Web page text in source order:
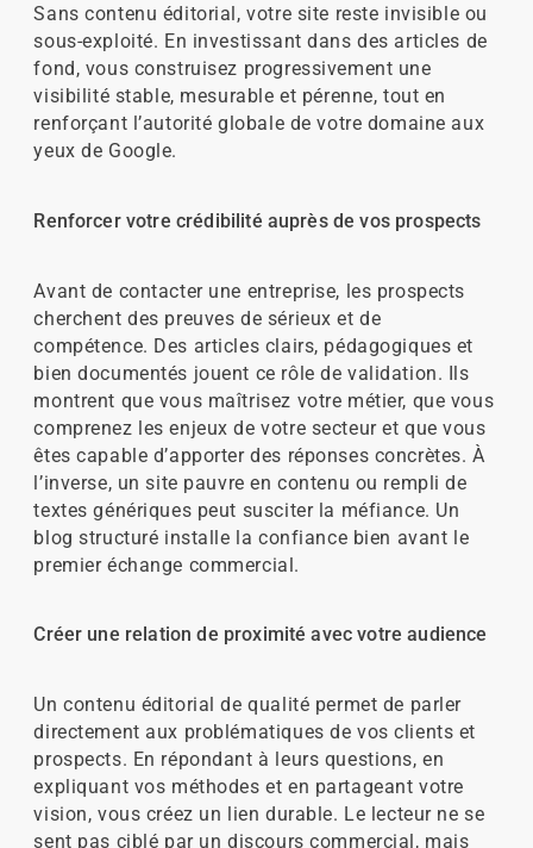
Sans contenu éditorial, votre site reste invisible ou
sous-exploité. En investissant dans des articles de
fond, vous construisez progressivement une
visibilité stable, mesurable et pérenne, tout en
renforçant l’autorité globale de votre domaine aux
yeux de Google.
Renforcer votre crédibilité auprès de vos prospects
Avant de contacter une entreprise, les prospects
cherchent des preuves de sérieux et de
compétence. Des articles clairs, pédagogiques et
bien documentés jouent ce rôle de validation. Ils
montrent que vous maîtrisez votre métier, que vous
comprenez les enjeux de votre secteur et que vous
êtes capable d’apporter des réponses concrètes. À
l’inverse, un site pauvre en contenu ou rempli de
textes génériques peut susciter la méfiance. Un
blog structuré installe la confiance bien avant le
premier échange commercial.
Créer une relation de proximité avec votre audience
Un contenu éditorial de qualité permet de parler
directement aux problématiques de vos clients et
prospects. En répondant à leurs questions, en
expliquant vos méthodes et en partageant votre
vision, vous créez un lien durable. Le lecteur ne se
sent pas ciblé par un discours commercial, mais